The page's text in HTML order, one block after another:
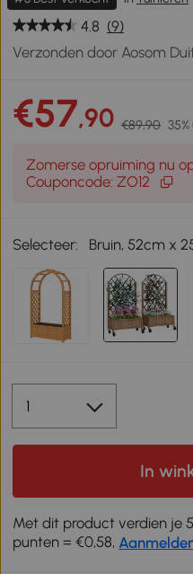
4.8 (9)
Verzonden door Aosom
€57,90 €89,90
Zomerse opruiming nu
Couponcode: ZO12
Selecteer: Bruin, 52cm x
In
Met dit product verdien je
punten = €0,58,